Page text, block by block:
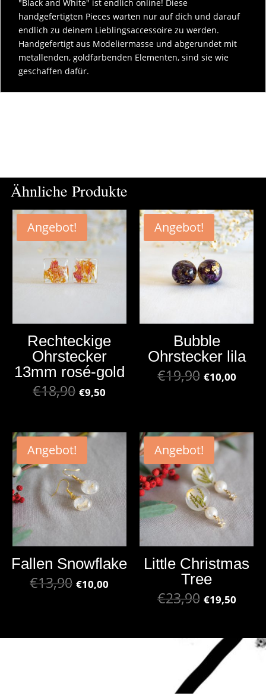
"Black and White" ist endlich online! Diese
handgefertigten Pieces warten nur auf dich und darauf
endlich zu deinem Lieblingsaccessoire zu werden.
Handgefertigt aus Modeliermasse und abgerundet mit
metallenden, goldfarbenden Elementen, sind sie wie
geschaffen dafür.
Ähnliche Produkte
Angebot!
Rechteckige
Ohrstecker
13mm rosé-gold
€18,90 €9,50
Angebot!
Bubble
Ohrstecker lila
€19,90 €10,00
Angebot!
Fallen Snowflake
€13,90 €10,00
Angebot!
Little Christmas
Tree
€23,90 €19,50